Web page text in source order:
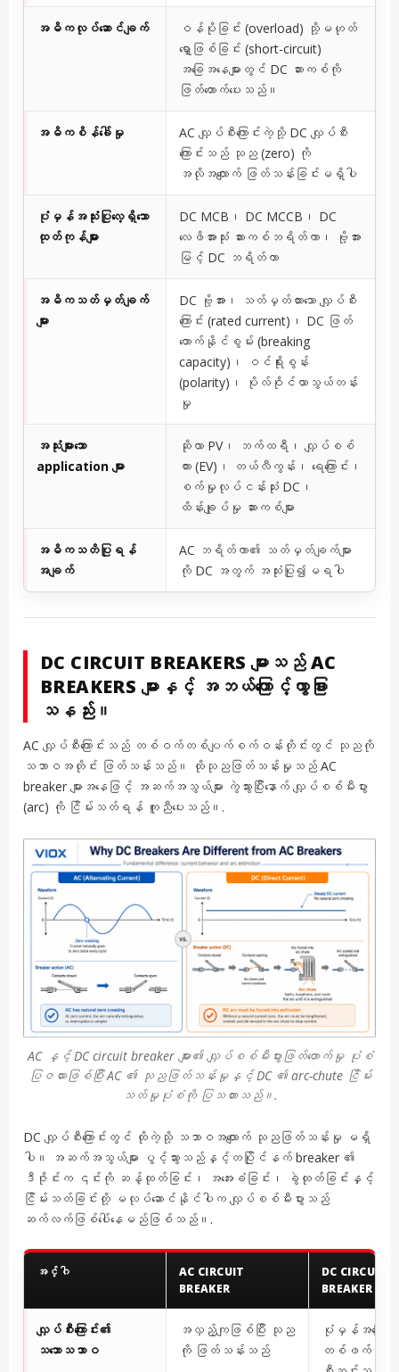
အဓိကလုပ်ဆောင်ချက်
ဝန်ပိုခြင်း (overload) သို့မဟုတ်
ရှော့ဖြစ်ခြင်း (short-circuit)
အခြေအနေများတွင် DC ဆားကစ်ကို
ဖြတ်တောက်ပေးသည်။
အဓိကစိန်ခေါ်မှု
AC လျှပ်စီးကြောင်းကဲ့သို့ DC လျှပ်စီး
ကြောင်းသည် သုည (zero) ကို
အလိုအလျောက် ဖြတ်သန်းခြင်းမရှိပါ
ပုံမှန်အသုံးပြုလေ့ရှိသော
ထုတ်ကုန်များ
DC MCB၊ DC MCCB၊ DC
လေဖိအားသုံး ဆားကစ်ဘရိတ်ကာ၊ ဗို့အား
မြင့် DC ဘရိတ်ကာ
အဓိကသတ်မှတ်ချက်
များ
DC ဗို့အား၊ သတ်မှတ်ထားသော လျှပ်စီး
ကြောင်း (rated current)၊ DC ဖြတ်
တောက်နိုင်စွမ်း (breaking
capacity)၊ ဝင်ရိုးစွန်း
(polarity)၊ ပိုလ်ဝိုင်ယာသွယ်တန်း
မှု
အသုံးများသော
application များ
ဆိုလာ PV၊ ဘက်ထရီ၊ လျှပ်စစ်
ကား (EV)၊ တယ်လီကွန်း၊ ရေကြောင်း၊
စက်မှုလုပ်ငန်းသုံး DC၊
ထိန်းချုပ်မှု ဆားကစ်များ
အဓိကသတိပြုရန်
အချက်
AC ဘရိတ်ကာ၏ သတ်မှတ်ချက်များ
ကို DC အတွက် အသုံးပြု၍မရပါ
DC CIRCUIT BREAKERS များသည် AC
BREAKERS များနှင့် အဘယ်ကြောင့်ကွာခြား
သနည်း။
AC လျှပ်စီးကြောင်းသည် တစ်ဝက်တစ်ပျက်စက်ဝန်းတိုင်းတွင် သုညကို
သဘာဝအတိုင်း ဖြတ်သန်းသည်။ ထိုသုညဖြတ်သန်းမှုသည် AC
breaker များအနေဖြင့် အဆက်အသွယ်များ ကွဲသွားပြီးနောက် လျှပ်စစ်မီးပွား
(arc) ကို ငြိမ်းသတ်ရန် ကူညီပေးသည်။.
AC နှင့် DC circuit breaker များ၏ လျှပ်စစ်မီးပွားဖြတ်တောက်မှု ပုံစံ
ပြဇယားဖြစ်ပြီး AC ၏ သုညဖြတ်သန်းမှုနှင့် DC ၏ arc-chute ငြိမ်း
သတ်မှုပုံစံကို ပြသထားသည်။.
DC လျှပ်စီးကြောင်းတွင် ထိုကဲ့သို့ သဘာဝအလျောက် သုညဖြတ်သန်းမှု မရှိ
ပါ။ အဆက်အသွယ်များ ပွင့်သွားသည်နှင့်တပြိုင်နက် breaker ၏
ဒီဇိုင်းက ၎င်းကို ဆန့်ထုတ်ခြင်း၊ အအေးခံခြင်း၊ ခွဲထုတ်ခြင်းနှင့်
ငြိမ်းသတ်ခြင်းတို့ မလုပ်ဆောင်နိုင်ပါက လျှပ်စစ်မီးပွားသည်
ဆက်လက်ဖြစ်ပေါ်နေမည်ဖြစ်သည်။.
အင်္ဂါ
AC CIRCUIT
BREAKER
DC CIRCUIT
BREAKER
လျှပ်စီးကြောင်း၏
သဘောသဘာဝ
အလှည့်ကျဖြစ်ပြီး သုည
ကို ဖြတ်သန်းသည်
ပုံမှန်အခြေ
တစ်ဖက်တည်း